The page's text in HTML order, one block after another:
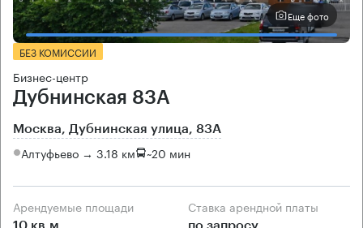
Еще фото
БЕЗ КОМИССИИ
Бизнес-центр
Дубнинская 83А
Москва, Дубнинская улица, 83А
Алтуфьево → 3.18 км ~20 мин
Арендуемые площади Ставка арендной платы